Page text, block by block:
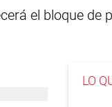
el bloque de
LO